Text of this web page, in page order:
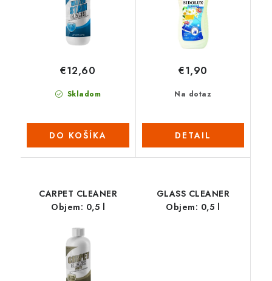
Skladom
€12,60
DO KOŠÍKA
Na dotaz
€1,90
DETAIL
CARPET CLEANER
Objem: 0,5 l
GLASS CLEANER
Objem: 0,5 l